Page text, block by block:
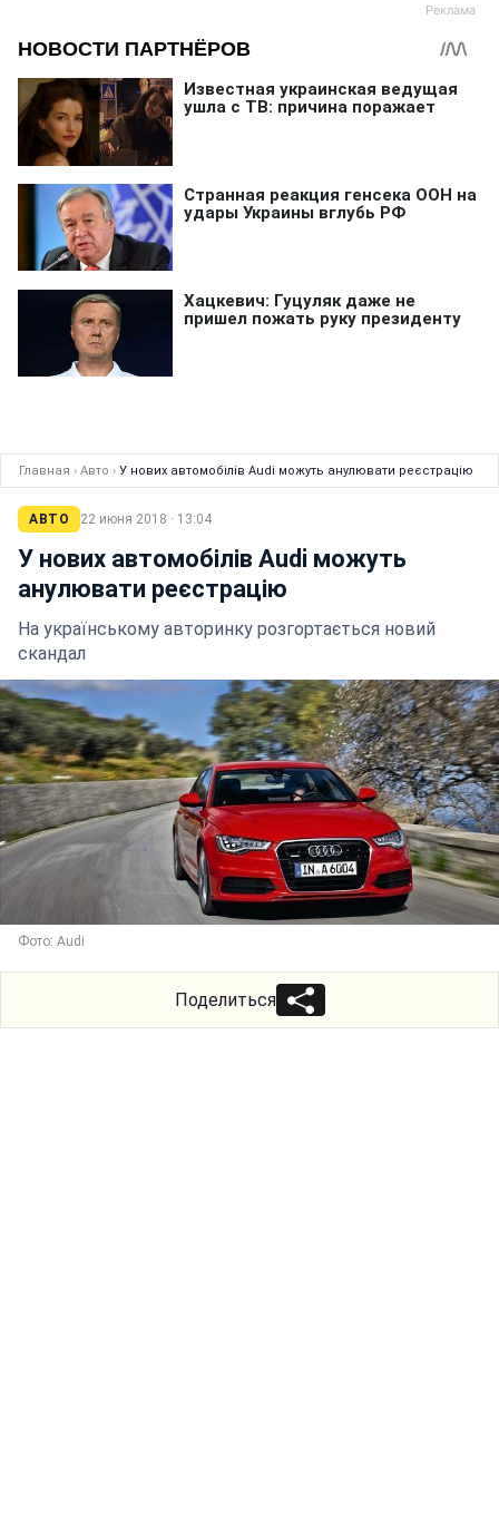
Главная › Авто › У нових автомобілів Audi можуть анулювати реєстрацію
АВТО 22 июня 2018 · 13:04
У нових автомобілів Audi можуть
анулювати реєстрацію
На українському авторинку розгортається новий
скандал
Фото: Audi
Поделиться